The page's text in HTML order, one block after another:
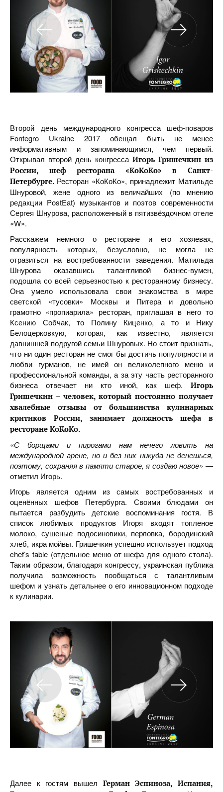
Второй день международного конгресса шеф-поваров
Fontegro Ukraine 2017 обещал быть не менее
информативным и запоминающимся, чем первый.
Открывал второй день конгресса Игорь Гришечкин из
России, шеф ресторана «КоКоКо» в Санкт-
Петербурге. Ресторан «КоКоКо», принадлежит Матильде
Шнуровой, жене одного из величайших (по мнению
редакции PostEat) музыкантов и поэтов современности
Сергея Шнурова, расположенный в пятизвёздочном отеле
«W».
Расскажем немного о ресторане и его хозяевах,
популярность которых, безусловно, не могла не
отразиться на востребованности заведения. Матильда
Шнурова оказавшись талантливой бизнес-вумен,
подошла со всей серьезностью к ресторанному бизнесу.
Она умело использовала свои знакомства в мире
светской «тусовки» Москвы и Питера и довольно
грамотно «пропиарила» ресторан, приглашая в него то
Ксению Собчак, то Полину Киценко, а то и Нику
Белоцерковкую, которая, как известно, является
давнишней подругой семьи Шнуровых. Но стоит признать,
что ни один ресторан не смог бы достичь популярности и
любви гурманов, не имей он великолепного меню и
профессиональной команды, а за эту часть ресторанного
бизнеса отвечает ни кто иной, как шеф. Игорь
Гришечкин – человек, который постоянно получает
хвалебные отзывы от большинства кулинарных
критиков России, занимает должность шефа в
ресторане КоКоКо.
«С борщами и пирогами нам нечего ловить на
международной арене, но и без них никуда не денешься,
поэтому, сохраняя в памяти старое, я создаю новое» —
отметил Игорь.
Игорь является одним из самых востребованных и
оценённых шефов Петербурга. Своими блюдами он
пытается разбудить детские воспоминания гостя. В
список любимых продуктов Игоря входят топленое
молоко, сушеные подосиновики, перловка, бородинский
хлеб, икра мойвы. Гришечкин успешно использует подход
chef’s table (отдельное меню от шефа для одного стола).
Таким образом, благодаря конгрессу, украинская публика
получила возможность пообщаться с талантливым
шефом и узнать детальнее о его инновационном подходе
к кулинарии.
Далее к гостям вышел Герман Эспиноза, Испания,